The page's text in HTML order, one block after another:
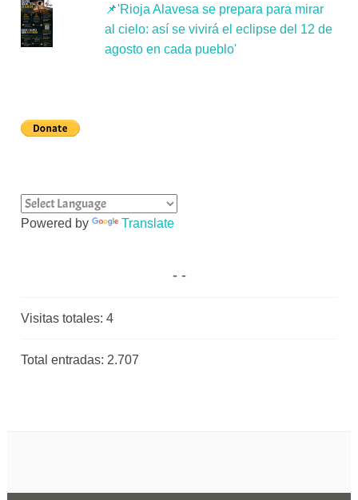
📌'Rioja Alavesa se prepara para mirar
al cielo: así se vivirá el eclipse del 12 de
agosto en cada pueblo'
Powered by Translate
Visitas totales:4
Total entradas: 2.707